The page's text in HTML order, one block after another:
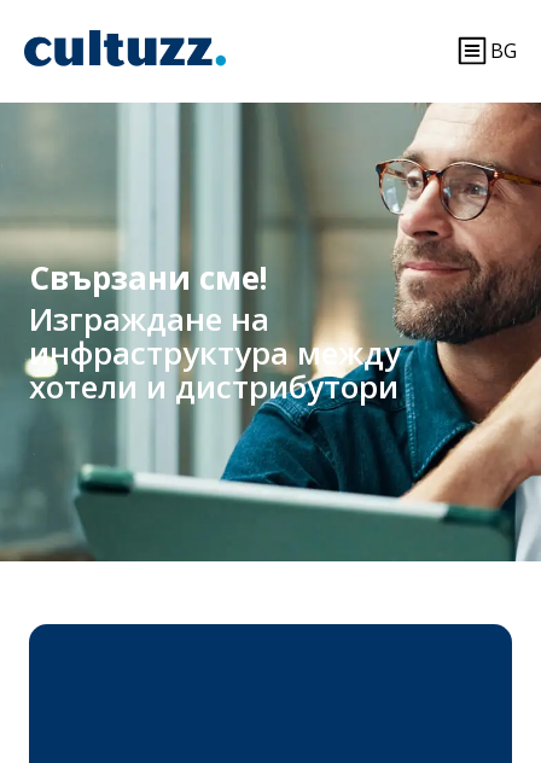
BG
Свързани сме!
Изграждане на
инфраструктура между
хотели и дистрибутори